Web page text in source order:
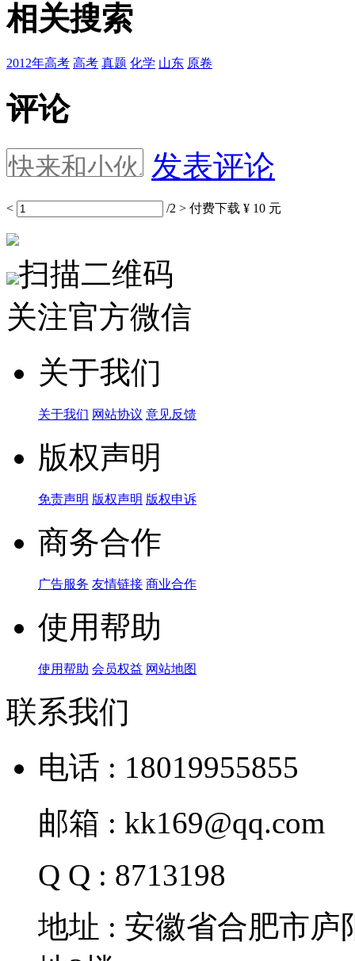
相关搜索
2012年高考 高考 真题 化学 山东 原卷
评论
发表评论
< /2 > 付费下载 ¥ 10 元
扫描二维码
关注官方微信
关于我们
关于我们 网站协议 意见反馈
版权声明
免责声明 版权声明 版权申诉
商务合作
广告服务 友情链接 商业合作
使用帮助
使用帮助 会员权益 网站地图
联系我们
电话 : 18019955855
邮箱 : kk169@qq.com
Q Q : 8713198
地址 : 安徽省合肥市